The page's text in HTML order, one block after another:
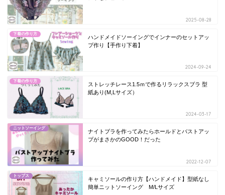
2025-08-28
下着の作り方
ハンドメイドソーイングでインナーのセットアッ
プ作り【手作り下着】
2024-09-24
下着の作り方
ストレッチレース1.5ｍで作るリラックスブラ 型
紙あり(M,Lサイズ）
2024-03-17
ニットソーイング
ナイトブラを作ってみたらホールドとバストアッ
プがまさかのGOOD！だった
2022-12-07
トップス
キャミソールの作り方【ハンドメイド】型紙なし
簡単ニットソーイング M/Lサイズ